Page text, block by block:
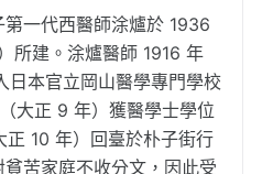
第一代西醫師涂爐於 1936
所建。涂爐醫師 1916 年
日本官立岡山醫學專門學校
大正 9 年）獲醫學士學位
正 10 年）回臺於朴子街行
苦家庭不收分文，因此受